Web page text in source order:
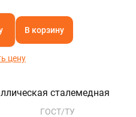
В корзину
цену
сталемедная
ГОСТ/ТУ